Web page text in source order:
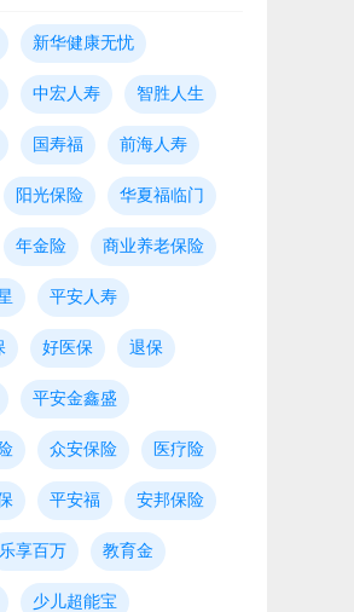
新华健康无忧
中宏人寿 智胜人生
国寿福 前海人寿
阳光保险 华夏福临门
年金险 商业养老保险
平安人寿
好医保 退保
平安金鑫盛
众安保险 医疗险
平安福 安邦保险
乐享百万 教育金
少儿超能宝